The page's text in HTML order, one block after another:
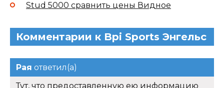
Stud 5000 сравнить цены Видное
Комментарии к Bpi Sports Энгельс
Рая ответил(а)
Тут, что предоставленную ею информацию